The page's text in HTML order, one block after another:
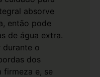
absorve
então pode
de água extra.
durante o
dos
firmeza e, se